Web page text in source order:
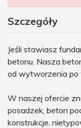
Szczegóły
Jeśli stawiasz
betonu. Nasza
od wytworzenia po
W naszej ofercie
posadzek, beton
konstrukcje,